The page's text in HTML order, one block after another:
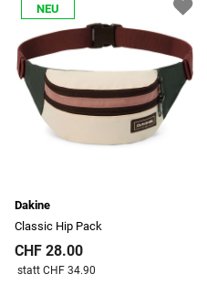
NEU
Dakine
Classic Hip Pack
CHF 28.00
Preis reduziert von
statt CHF 34.90